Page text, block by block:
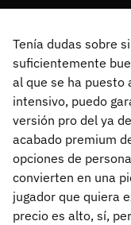
Tenía dudas sobre
suficientemente
al que se ha puesto
intensivo, puedo
versión pro del ya
acabado premium
opciones de
convierten en una
jugador que quiera
precio es alto, sí,